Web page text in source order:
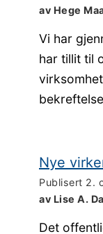
av Hege
Vi har
har tillit til
Nye
Publisert 2.
av Lise A.
Det